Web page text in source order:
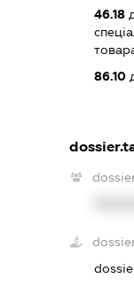
46.18
86.10